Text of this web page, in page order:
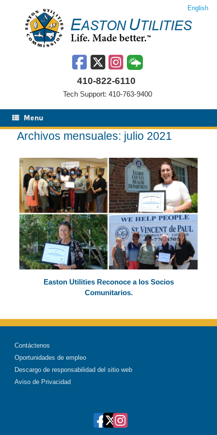
contenido
English
410-822-6110
Tech Support: 410-763-9400
Menu
Archivos mensuales: julio 2021
Easton Utilities Reconoce a los Socios
Comunitarios.
Contáctenos
Oportunidades de empleo
Descargo de responsabilidad del sitio web
Aviso de Privacidad